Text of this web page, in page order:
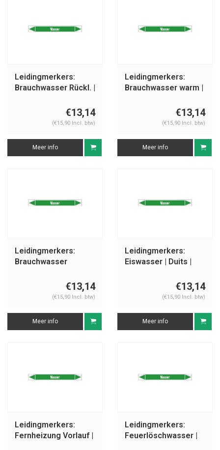
Leidingmerkers:
Brauchwasser Rückl. |
€13,14
(€15,90 Incl. btw)
Meer info
Leidingmerkers:
Brauchwasser warm |
€13,14
(€15,90 Incl. btw)
Meer info
Leidingmerkers:
Brauchwasser
€13,14
(€15,90 Incl. btw)
Meer info
Leidingmerkers:
Eiswasser | Duits |
€13,14
(€15,90 Incl. btw)
Meer info
Leidingmerkers:
Fernheizung Vorlauf |
Leidingmerkers:
Feuerlöschwasser |